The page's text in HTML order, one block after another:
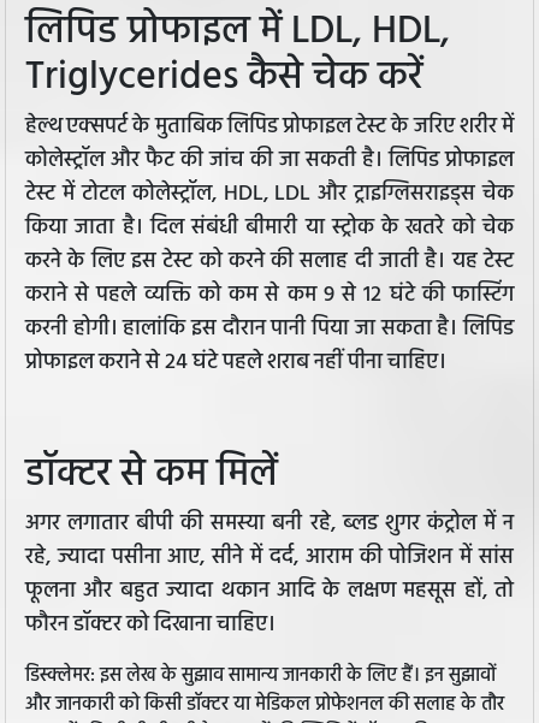
लिपिड प्रोफाइल में LDL, HDL,
Triglycerides कैसे चेक करें
हेल्थ एक्सपर्ट के मुताबिक लिपिड प्रोफाइल टेस्ट के जरिए शरीर में
कोलेस्ट्रॉल और फैट की जांच की जा सकती है। लिपिड प्रोफाइल
टेस्ट में टोटल कोलेस्ट्रॉल, HDL, LDL और ट्राइग्लिसराइड्स चेक
किया जाता है। दिल संबंधी बीमारी या स्ट्रोक के खतरे को चेक
करने के लिए इस टेस्ट को करने की सलाह दी जाती है। यह टेस्ट
कराने से पहले व्यक्ति को कम से कम 9 से 12 घंटे की फास्टिंग
करनी होगी। हालांकि इस दौरान पानी पिया जा सकता है। लिपिड
प्रोफाइल कराने से 24 घंटे पहले शराब नहीं पीना चाहिए।
डॉक्टर से कम मिलें
अगर लगातार बीपी की समस्या बनी रहे, ब्लड शुगर कंट्रोल में न
रहे, ज्यादा पसीना आए, सीने में दर्द, आराम की पोजिशन में सांस
फूलना और बहुत ज्यादा थकान आदि के लक्षण महसूस हों, तो
फौरन डॉक्टर को दिखाना चाहिए।
डिस्क्लेमर: इस लेख के सुझाव सामान्य जानकारी के लिए हैं। इन सुझावों
और जानकारी को किसी डॉक्टर या मेडिकल प्रोफेशनल की सलाह के तौर